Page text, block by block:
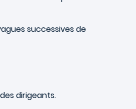
successives de
des dirigeants.